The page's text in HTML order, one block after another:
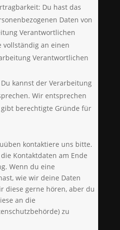
Du hast das
Daten von
Verantwortlichen
an einen
Verantwortlichen
kannst der Verarbeitung
Wir entsprechen
berechtigte Gründe für
kontaktiere uns bitte.
Kontaktdaten am Ende
Wenn du eine
wie wir deine Daten
diese gerne hören, aber du
an die
zu